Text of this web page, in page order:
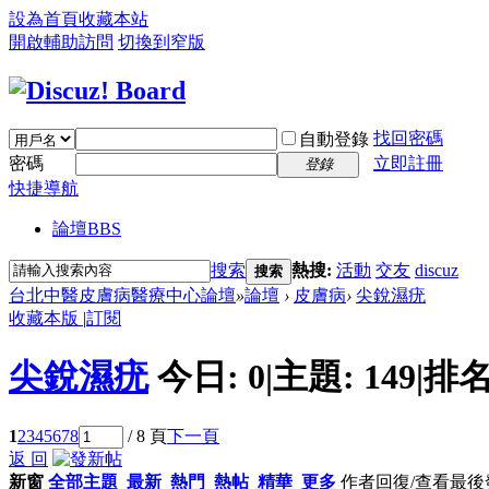
設為首頁收藏本站
開啟輔助訪問 切換到窄版
自動登錄 找回密碼
密碼
登錄
立即註冊
快捷導航
論壇BBS
搜索 搜索 熱搜: 活動 交友 discuz
台北中醫皮膚病醫療中心論壇»論壇 › 皮膚病› 尖銳濕疣
收藏本版 |訂閱
尖銳濕疣 今日: 0|主題: 149|排
12345678 / 8 頁下一頁
返 回
新窗 全部主題 最新 熱門 熱帖 精華 更多 作者回復/查看最後